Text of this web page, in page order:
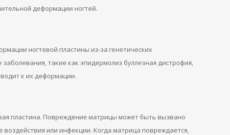
деформации ногтей.
ногтевой пластины из-за генетических
такие как эпидермолиз буллезная дистрофия,
к их деформации.
пластина. Повреждение матрицы может быть вызвано
или инфекции. Когда матрица повреждается,